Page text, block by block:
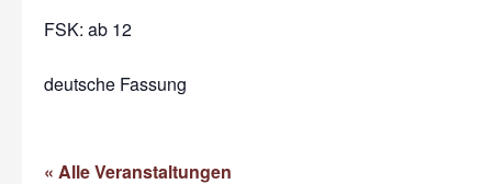
FSK: ab 12
deutsche Fassung
« Alle Veranstaltungen